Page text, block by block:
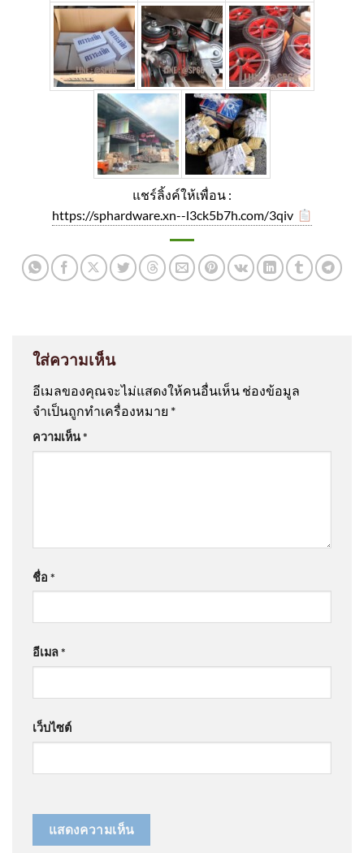
แชร์ลิ้งค์ให้เพื่อน :
https://sphardware.xn--l3ck5b7h.com/3qiv
ใส่ความเห็น
อีเมลของคุณจะไม่แสดงให้คนอื่นเห็น ช่องข้อมูล
จำเป็นถูกทำเครื่องหมาย *
ความเห็น*
ชื่อ *
อีเมล*
เว็บไซต์